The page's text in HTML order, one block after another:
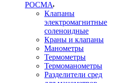
РОСМА
Клапаны
электромагнитные
соленоидные
Краны и клапаны
Манометры
Термометры
Термоманометры
Разделители сред